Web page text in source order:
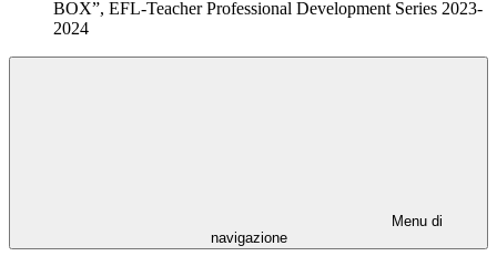
BOX”, EFL-Teacher Professional Development Series 2023-
2024
Menu di
navigazione